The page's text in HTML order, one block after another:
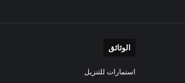
الوثائق
استمارات للتنزيل